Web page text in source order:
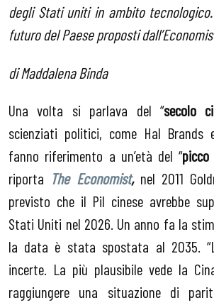
degli Stati uniti in ambito
futuro del Paese proposti
di Maddalena Binda
Una volta si parlava del “secolo
scienziati politici, come Hal Brands
fanno riferimento a un’età del “
riporta The Economist,nel 2011
previsto che il Pil cinese avrebbe
Stati Uniti nel 2026. Un anno fa la
la data è stata spostata al 2035.
incerte. La più plausibile vede la
raggiungere una situazione di